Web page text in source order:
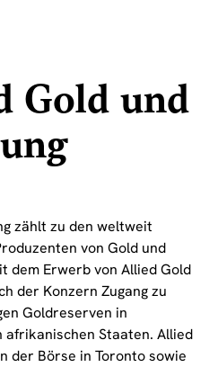
Gold und
zählt zu den weltweit
von Gold und
dem Erwerb von Allied Gold
der Konzern Zugang zu
Goldreserven in
afrikanischen Staaten. Allied
der Börse in Toronto sowie